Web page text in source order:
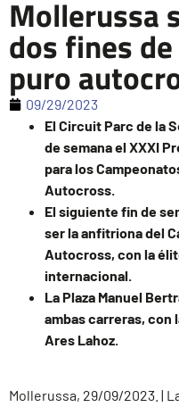
Mollerussa
dos fines
puro
09/29/2023
El Circuit Parc de la
de semana el XXXI
para los
Autocross.
El siguiente fin de
ser la anfitriona del
Autocross, con la
internacional.
La Plaza Manuel
ambas carreras, con
Ares Lahoz.
Mollerussa, 29/09/2023. |